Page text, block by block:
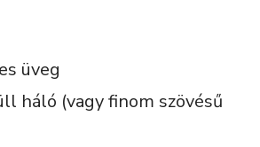
üveg
háló (vagy finom szövésű